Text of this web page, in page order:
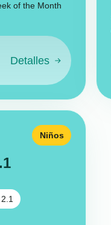
of the Month
Detalles
Niños